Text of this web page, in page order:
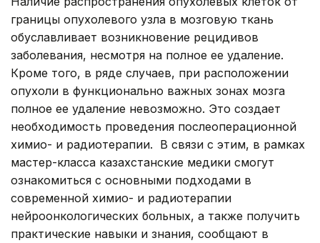
границы опухолевого узла в мозговую ткань
обуславливает возникновение рецидивов
заболевания, несмотря на полное ее удаление.
Кроме того, в ряде случаев, при расположении
опухоли в функционально важных зонах мозга
полное ее удаление невозможно. Это создает
необходимость проведения послеоперационной
химио- и радиотерапии. В связи с этим, в рамках
мастер-класса казахстанские медики смогут
ознакомиться с основными подходами в
современной химио- и радиотерапии
нейроонкологических больных, а также получить
практические навыки и знания, сообщают в